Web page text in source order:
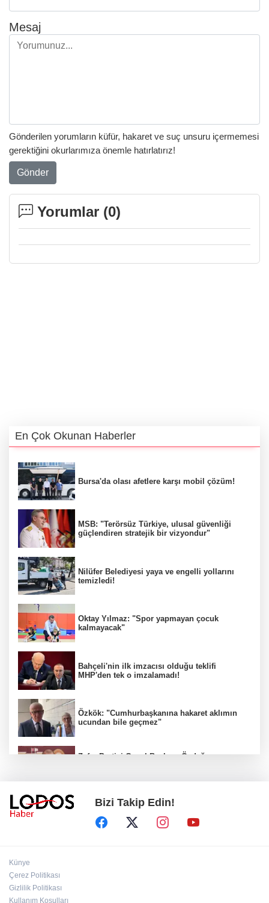
Mesaj
Gönderilen yorumların küfür, hakaret ve suç unsuru içermemesi
gerektiğini okurlarımıza önemle hatırlatırız!
Gönder
Yorumlar (0)
En Çok Okunan Haberler
Bursa'da olası afetlere karşı mobil çözüm!
MSB: "Terörsüz Türkiye, ulusal güvenliği
güçlendiren stratejik bir vizyondur"
Nilüfer Belediyesi yaya ve engelli yollarını
temizledi!
Oktay Yılmaz: "Spor yapmayan çocuk
kalmayacak"
Bahçeli'nin ilk imzacısı olduğu teklifi
MHP'den tek o imzalamadı!
Özkök: "Cumhurbaşkanına hakaret aklımın
ucundan bile geçmez"
Zafer Partisi Genel Başkanı Özdağ:
Müsavat Dervişoğlu Balıkesir'e "Bayrak
Kaldırıyorum" Mitingi çağrısında bulundu!
Bizi Takip Edin!
Künye
Çerez Politikası
Gizlilik Politikası
Kullanım Koşulları